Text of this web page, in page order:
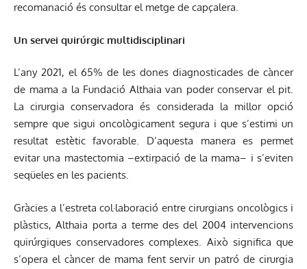
recomanació és consultar el metge de capçalera.
Un servei quirúrgic multidisciplinari
L’any 2021, el 65% de les dones diagnosticades de càncer
de mama a la Fundació Althaia van poder conservar el pit.
La cirurgia conservadora és considerada la millor opció
sempre que sigui oncològicament segura i que s’estimi un
resultat estètic favorable. D’aquesta manera es permet
evitar una mastectomia –extirpació de la mama– i s’eviten
seqüeles en les pacients.
Gràcies a l’estreta col·laboració entre cirurgians oncològics i
plàstics, Althaia porta a terme des del 2004 intervencions
quirúrgiques conservadores complexes. Això significa que
s’opera el càncer de mama fent servir un patró de cirurgia